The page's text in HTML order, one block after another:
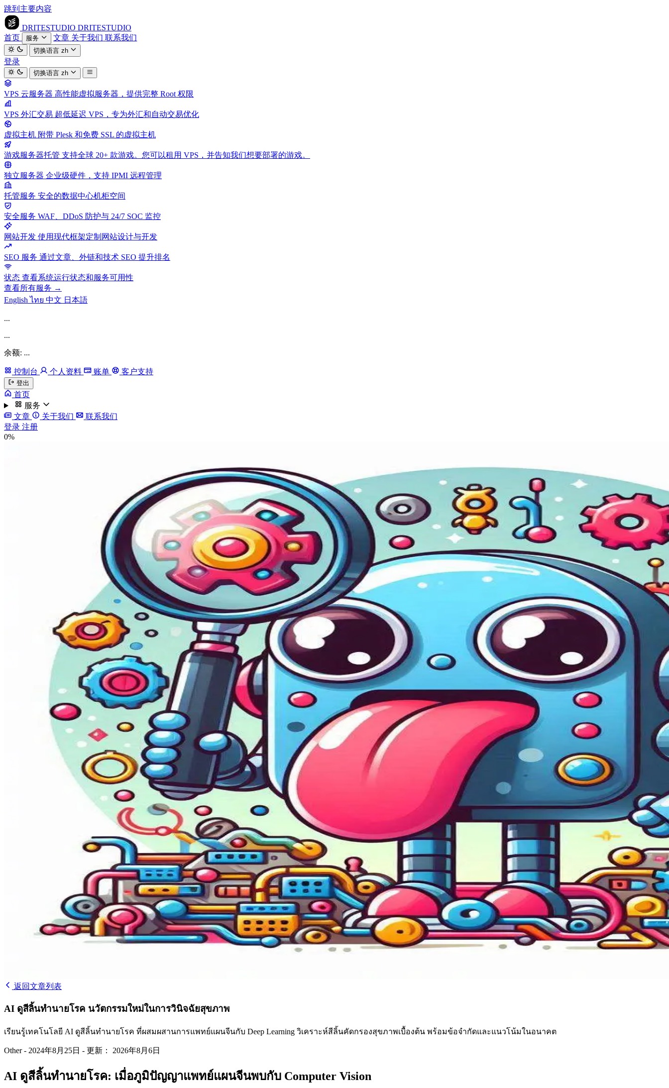
跳到主要内容
DRITESTUDIO DRITESTUDIO
首页
服务 文章 关于我们 联系我们
切换语言zh
登录
切换语言zh
VPS 云服务器 高性能虚拟服务器，提供完整 Root 权限
VPS 外汇交易 超低延迟 VPS，专为外汇和自动交易优化
虚拟主机 附带 Plesk 和免费 SSL 的虚拟主机
游戏服务器托管 支持全球 20+ 款游戏。您可以租用 VPS，并告知我们想要部署的游戏。
独立服务器 企业级硬件，支持 IPMI 远程管理
托管服务 安全的数据中心机柜空间
安全服务 WAF、DDoS 防护与 24/7 SOC 监控
网站开发 使用现代框架定制网站设计与开发
SEO 服务 通过文章、外链和技术 SEO 提升排名
状态 查看系统运行状态和服务可用性
查看所有服务 →
Englishไทย 中文 日本語
...
...
余额: ...
控制台 个人资料 账单 客户支持
登出
首页
服务
文章
关于我们
联系我们
登录 注册
0%
返回文章列表
AI ดูสีลิ้นทำนายโรค นวัตกรรมใหม่ในการวินิจฉัยสุขภาพ
เรียนรู้เทคโนโลยี AI ดูสีลิ้นทำนายโรค ที่ผสมผสานการแพทย์แผนจีนกับ Deep Learning วิเคราะห์สีลิ้นคัดกรองสุขภาพเบื้องต้น พร้อมข้อจำกัดและแนวโน้มในอนาคต
Other- 2024年8月25日 - 更新： 2026年8月6日
AI ดูสีลิ้นทำนายโรค: เมื่อภูมิปัญญาแพทย์แผนจีนพบกับ Computer Vision